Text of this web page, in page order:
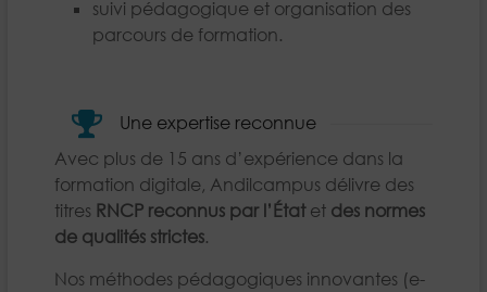
suivi pédagogique et organisation des
parcours de formation.
Une expertise reconnue
Avec plus de 15 ans d’expérience dans la
formation digitale, Andilcampus délivre des
titres RNCP reconnus par l’État et des normes
de qualités strictes.
Nos méthodes pédagogiques innovantes (e-